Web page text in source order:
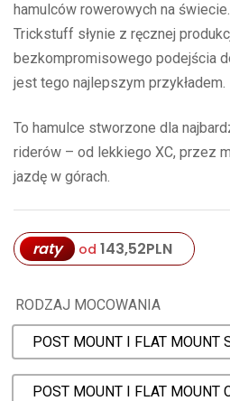
hamulców rowerowych na
Trickstuff słynie z ręcznej
bezkompromisowego podejścia
jest tego najlepszym przykładem.
To hamulce stworzone dla
riderów – od lekkiego XC, przez
jazdę w górach.
raty od 143,52PLN
RODZAJ MOCOWANIA
POST MOUNT I FLAT MOUNT
POST MOUNT I FLAT MOUNT